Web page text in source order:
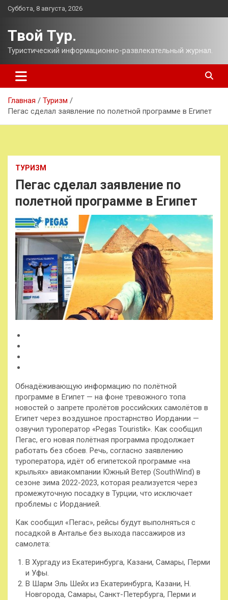
Перейти
Суббота, 8 августа, 2026
Твой Тур.
Туристический информационно-развлекательный журнал.
Главная
Туризм
Пегас сделал заявление по полетной программе в Египет
ТУРИЗМ
Пегас сделал заявление по
полетной программе в Египет
Обнадёживающую информацию по полётной
программе в Египет — на фоне тревожного топа
новостей о запрете пролётов российских самолётов в
Египет через воздушное простарнство Иордании —
озвучил туроператор «Pegas Touristik». Как сообщил
Пегас, его новая полётная программа продолжает
работать без сбоев. Речь, согласно заявлению
туроператора, идёт об египетской программе «на
крыльях» авиакомпании Южный Ветер (SouthWind) в
сезоне зима 2022-2023, которая реализуется через
промежуточную посадку в Турции, что исключает
проблемы с Иорданией.
Как сообщил «Пегас», рейсы будут выполняться с
посадкой в Анталье без выхода пассажиров из
самолета:
В Хургаду из Екатеринбурга, Казани, Самары, Перми
и Уфы.
В Шарм Эль Шейх из Екатеринбурга, Казани, Н.
Новгорода, Самары, Санкт-Петербурга, Перми и